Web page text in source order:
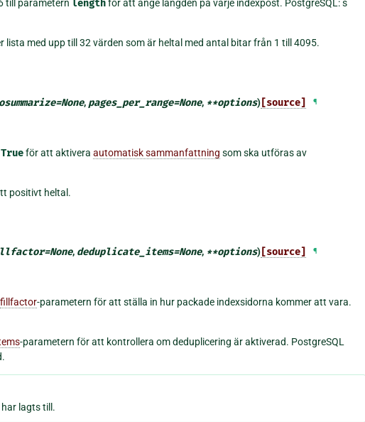
till parametern lengthför att ange längden på varje indexpost. PostgreSQL: s
lista med upp till 32 värden som är heltal med antal bitar från 1 till 4095.
=None, pages_per_range=None, **options) [source] ¶
Trueför att aktivera automatisk sammanfattning som ska utföras av
positivt heltal.
=None, deduplicate_items=None, **options) [source] ¶
fillfactor-parametern för att ställa in hur packade indexsidorna kommer att vara.
-parametern för att kontrollera om deduplicering är aktiverad. PostgreSQL
lagts till.